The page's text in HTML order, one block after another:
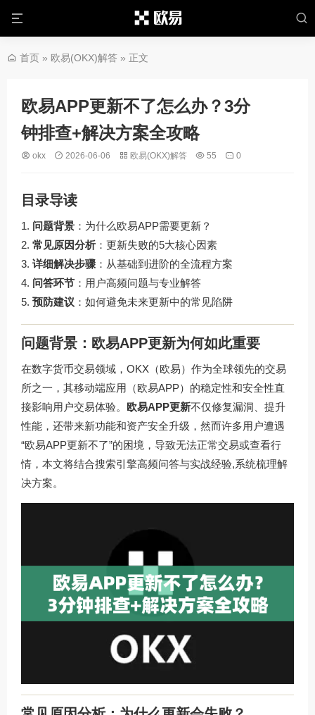
首页 » 欧易(OKX)解答 » 正文
欧易APP更新不了怎么办？3分
钟排查+解决方案全攻略
okx 2026-06-06 欧易(OKX)解答 55 0
目录导读
问题背景 ：为什么欧易APP需要更新？
常见原因分析 ：更新失败的5大核心因素
详细解决步骤 ：从基础到进阶的全流程方案
问答环节 ：用户高频问题与专业解答
预防建议 ：如何避免未来更新中的常见陷阱
问题背景：欧易APP更新为何如此重要
在数字货币交易领域，OKX（欧易）作为全球领先的交易
所之一，其移动端应用（欧易APP）的稳定性和安全性直
接影响用户交易体验。 欧易APP更新不仅修复漏洞、提升
性能，还带来新功能和资产安全升级，然而许多用户遭遇
“欧易APP更新不了”的困境，导致无法正常交易或查看行
情，本文将结合搜索引擎高频问答与实战经验,系统梳理解
决方案。